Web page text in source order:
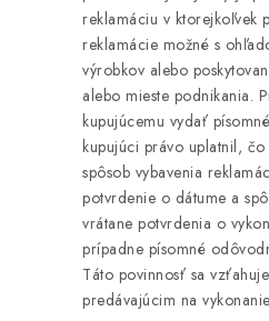
reklamáciu v ktorejkoľvek
reklamácie možné s
výrobkov alebo
alebo mieste podnikania.
kupujúcemu vydať
kupujúci právo uplatnil,
spôsob vybavenia
potvrdenie o dátume a
vrátane potvrdenia o
prípadne písomné
Táto povinnosť sa
predávajúcim na